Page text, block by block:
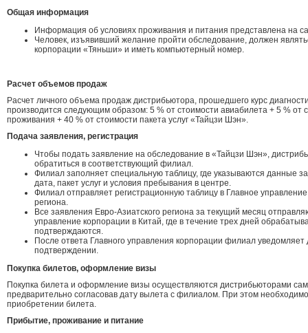
Общая информация
Информация об условиях проживания и питания представлена на
Человек, изъявивший желание пройти обследование, должен
корпорации «Тяньши» и иметь компьютерный номер.
Расчет объемов продаж
Расчет личного объема продаж дистрибьютора, прошедшего курс
производится следующим образом: 5 % от стоимости авиабилета + 5 % от
проживания + 40 % от стоимости пакета услуг «Тайцзи Шэн».
Подача заявления, регистрация
Чтобы подать заявление на обследование в «Тайцзи Шэн»,
обратиться в соответствующий филиал.
Филиал заполняет специальную таблицу, где указываются данные
дата, пакет услуг и условия пребывания в центре.
Филиал отправляет регистрационную таблицу в Главное
региона.
Все заявления Евро-Азиатского региона за текущий месяц
управление корпорации в Китай, где в течение трех дней
подтверждаются.
После ответа Главного управления корпорации филиал
подтверждении.
Покупка билетов, оформление визы
Покупка билета и оформление визы осуществляются дистрибьюторами
предварительно согласовав дату вылета с филиалом. При этом
приобретении билета.
Прибытие, проживание и питание